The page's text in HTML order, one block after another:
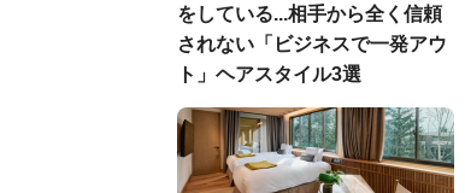
をしている...相手から全く信頼
されない「ビジネスで一発アウ
ト」ヘアスタイル3選